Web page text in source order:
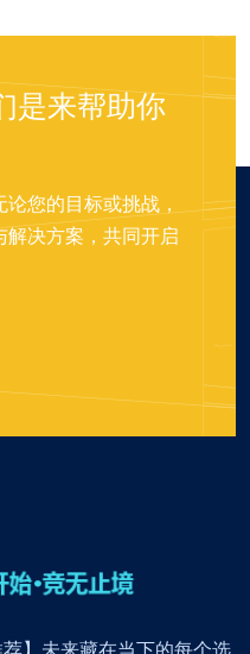
是来帮助你
您的目标或挑战，
决方案，共同开启